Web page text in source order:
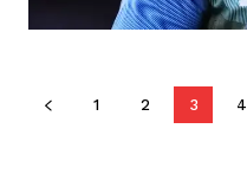
1 2 3 4